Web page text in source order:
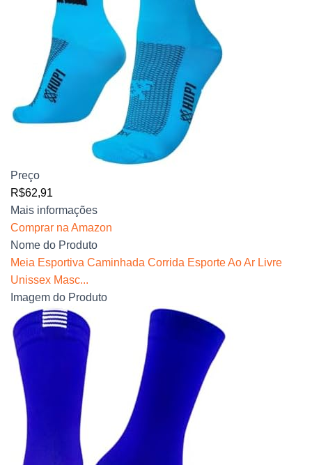
Preço
R$62,91
Mais informações
Comprar na Amazon
Nome do Produto
Meia Esportiva Caminhada Corrida Esporte Ao Ar Livre
Unissex Masc...
Imagem do Produto